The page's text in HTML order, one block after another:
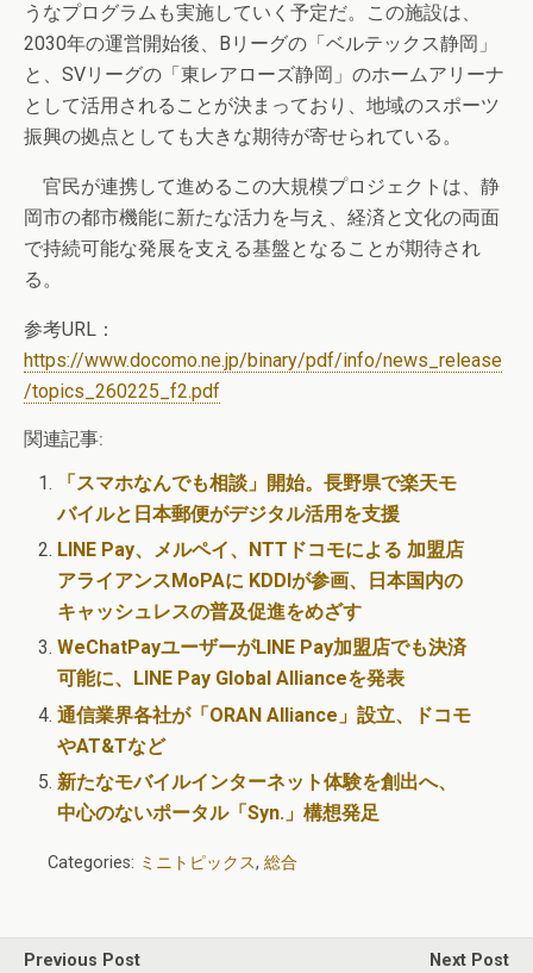
うなプログラムも実施していく予定だ。この施設は、
2030年の運営開始後、Bリーグの「ベルテックス静岡」
と、SVリーグの「東レアローズ静岡」のホームアリーナ
として活用されることが決まっており、地域のスポーツ
振興の拠点としても大きな期待が寄せられている。
官民が連携して進めるこの大規模プロジェクトは、静
岡市の都市機能に新たな活力を与え、経済と文化の両面
で持続可能な発展を支える基盤となることが期待され
る。
参考URL：
https://www.docomo.ne.jp/binary/pdf/info/news_release
/topics_260225_f2.pdf
関連記事:
「スマホなんでも相談」開始。長野県で楽天モ
バイルと日本郵便がデジタル活用を支援
LINE Pay、メルペイ、NTTドコモによる 加盟店
アライアンスMoPAに KDDIが参画、日本国内の
キャッシュレスの普及促進をめざす
WeChatPayユーザーがLINE Pay加盟店でも決済
可能に、LINE Pay Global Allianceを発表
通信業界各社が「ORAN Alliance」設立、ドコモ
やAT&Tなど
新たなモバイルインターネット体験を創出へ、
中心のないポータル「Syn.」構想発足
Categories: ミニトピックス, 総合
Previous Post Next Post